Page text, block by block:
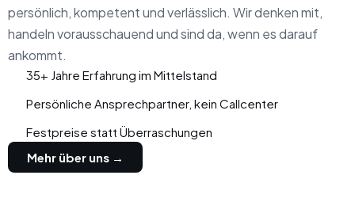
persönlich, kompetent und verlässlich. Wir denken mit,
handeln vorausschauend und sind da, wenn es darauf
ankommt.
35+ Jahre Erfahrung im Mittelstand
Persönliche Ansprechpartner, kein Callcenter
Festpreise statt Überraschungen
Mehr über uns →